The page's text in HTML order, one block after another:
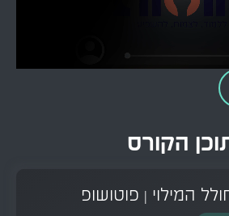
הקורס
המילוי | פוטושופ